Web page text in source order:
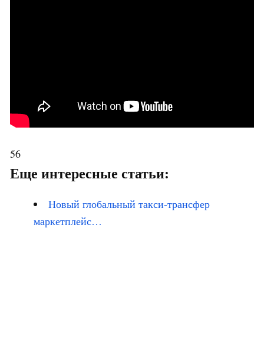
56
Еще интересные статьи:
Новый глобальный такси-трансфер
маркетплейс…